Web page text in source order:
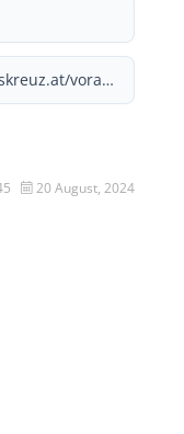
vorarlberg
20 August, 2024